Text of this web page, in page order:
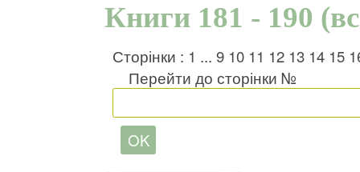
Книги 181 - 190
Сторінки : 1 ... 9 10 11 12 13 14 15
Перейти до сторінки №